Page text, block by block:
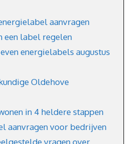
aanvragen
een label regelen
energielabels augustus
Oldehove
in 4 heldere stappen
aanvragen voor bedrijven
vragen over